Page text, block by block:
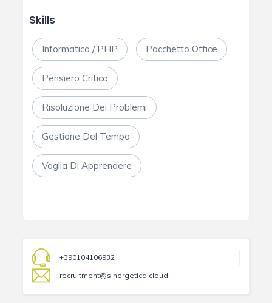
Skills
Informatica / PHP Pacchetto Office
Pensiero Critico
Risoluzione Dei Problemi
Gestione Del Tempo
Voglia Di Apprendere
+390104106932
recruitment@sinergetica.cloud